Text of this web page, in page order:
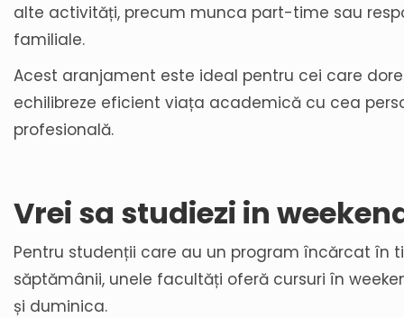
alte activități, precum munca part-time sau
familiale.
Acest aranjament este ideal pentru cei care
echilibreze eficient viața academică cu cea
profesională.
Vrei sa studiezi in
Pentru studenții care au un program încărcat în
săptămânii, unele facultăți oferă cursuri în
și duminica.